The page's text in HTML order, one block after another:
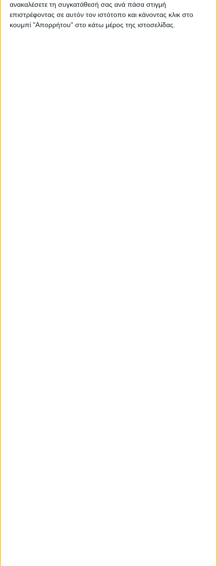
ανακαλέσετε τη συγκατάθεσή σας ανά πάσα στιγμή
επιστρέφοντας σε αυτόν τον ιστότοπο και κάνοντας κλικ στο
κουμπί "Απορρήτου" στο κάτω μέρος της ιστοσελίδας.
Όλες οι εξελίξεις στην περιοχή της
Καρδίτσας και ευρύτερα της Θεσσαλίας